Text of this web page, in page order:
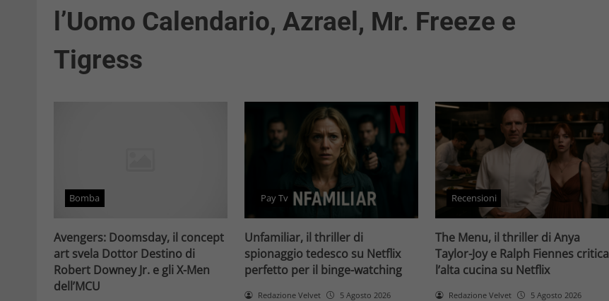
l’Uomo Calendario, Azrael, Mr. Freeze e
Tigress
Bomba
Avengers: Doomsday, il concept
art svela Dottor Destino di
Robert Downey Jr. e gli X-Men
dell’MCU
Pay Tv
Unfamiliar, il thriller di
spionaggio tedesco su Netflix
perfetto per il binge-watching
Redazione Velvet 5 Agosto 2026
Recensioni
The Menu, il thriller di Anya
Taylor-Joy e Ralph Fiennes critica
l’alta cucina su Netflix
Redazione Velvet 5 Agosto 2026